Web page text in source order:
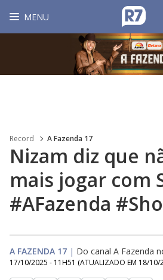
MENU
Record A Fazenda 17
Nizam diz que
mais jogar com
#AFazenda
A FAZENDA 17 | Do canal A Fazenda
17/10/2025 - 11H51 (ATUALIZADO EM 18/10/